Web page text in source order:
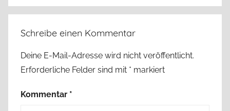
Schreibe einen Kommentar
Deine E-Mail-Adresse wird nicht veröffentlicht.
Erforderliche Felder sind mit * markiert
Kommentar *